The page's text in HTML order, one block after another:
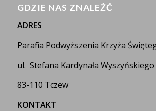
GDZIE NAS ZNALEŹĆ
ADRES
Parafia Podwyższenia Krzyża
ul. Stefana Kardynała Wyszyńskiego
83-110 Tczew
KONTAKT